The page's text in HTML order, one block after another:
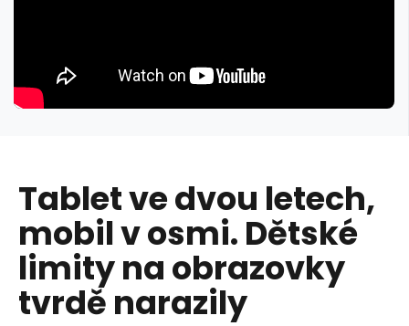
Tablet ve dvou letech,
mobil v osmi. Dětské
limity na obrazovky
tvrdě narazily